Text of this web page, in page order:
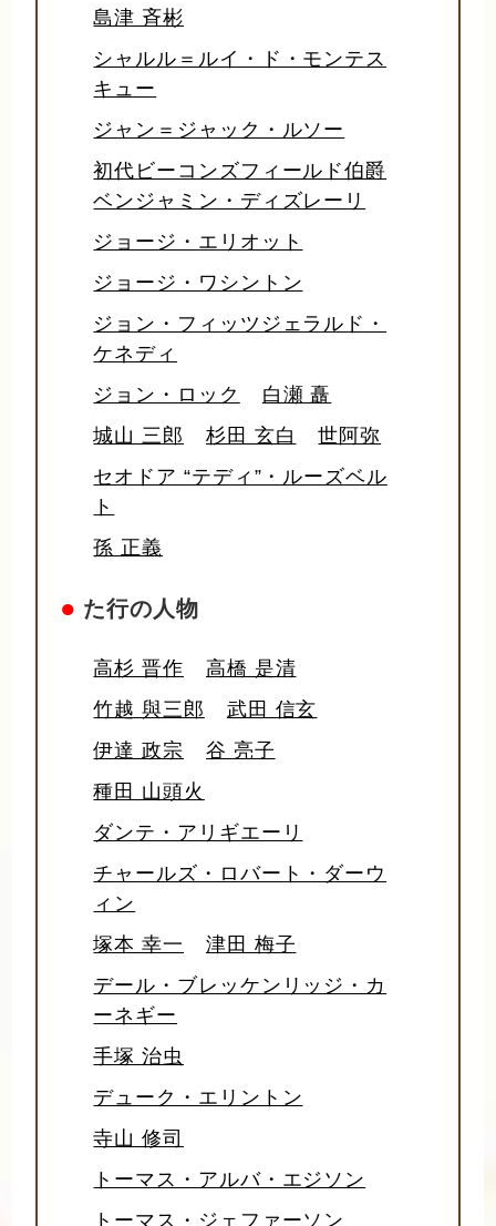
島津 斉彬
シャルル＝ルイ・ド・モンテス
キュー
ジャン＝ジャック・ルソー
初代ビーコンズフィールド伯爵
ベンジャミン・ディズレーリ
ジョージ・エリオット
ジョージ・ワシントン
ジョン・フィッツジェラルド・
ケネディ
ジョン・ロック
白瀬 矗
城山 三郎
杉田 玄白
世阿弥
セオドア “テディ”・ルーズベル
ト
孫 正義
● た行の人物
高杉 晋作
高橋 是清
竹越 與三郎
武田 信玄
伊達 政宗
谷 亮子
種田 山頭火
ダンテ・アリギエーリ
チャールズ・ロバート・ダーウ
ィン
塚本 幸一
津田 梅子
デール・ブレッケンリッジ・カ
ーネギー
手塚 治虫
デューク・エリントン
寺山 修司
トーマス・アルバ・エジソン
トーマス・ジェファーソン